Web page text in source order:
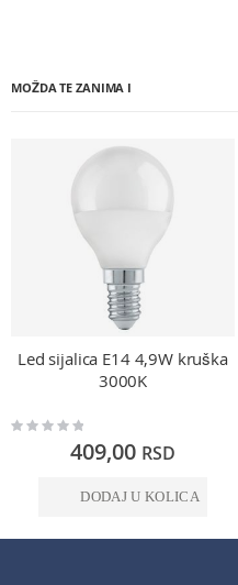
MOŽDA TE ZANIMA I
Led sijalica E14 4,9W kruška
3000K
Rating:
409,00 RSD
DODAJ U KOLICA